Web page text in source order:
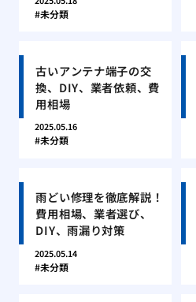
未分類
古いアンテナ端子の交
換、DIY、業者依頼、費
用相場
2025.05.16
未分類
雨どい修理を徹底解説！
費用相場、業者選び、
DIY、雨漏り対策
2025.05.14
未分類